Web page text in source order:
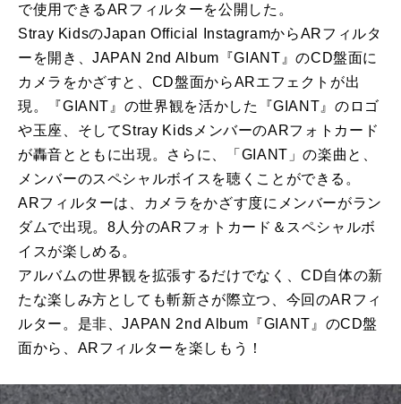
で使用できるARフィルターを公開した。
Stray KidsのJapan Official InstagramからARフィルタ
ーを開き、JAPAN 2nd Album『GIANT』のCD盤面に
カメラをかざすと、CD盤面からARエフェクトが出
現。『GIANT』の世界観を活かした『GIANT』のロゴ
や玉座、そしてStray KidsメンバーのARフォトカード
が轟音とともに出現。さらに、「GIANT」の楽曲と、
メンバーのスペシャルボイスを聴くことができる。
ARフィルターは、カメラをかざす度にメンバーがラン
ダムで出現。8人分のARフォトカード＆スペシャルボ
イスが楽しめる。
アルバムの世界観を拡張するだけでなく、CD自体の新
たな楽しみ方としても斬新さが際立つ、今回のARフィ
ルター。是非、JAPAN 2nd Album『GIANT』のCD盤
面から、ARフィルターを楽しもう！